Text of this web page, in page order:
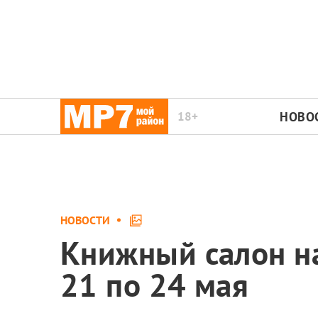
18+
НОВОСТИ
Книжный салон
21 по 24 мая